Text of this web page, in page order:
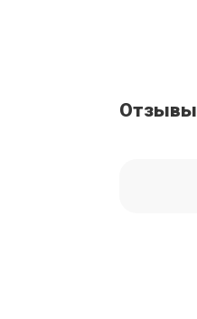
Отзывы